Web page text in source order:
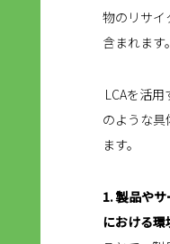
物のリサイ
含まれます。
LCAを活
のような具
ます。
1. 製品や
における環